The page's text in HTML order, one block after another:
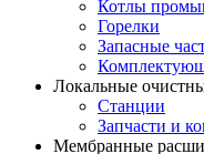
Котлы
Горелки
Запасные
Локальные
Станции
Запчасти и
Мембранные